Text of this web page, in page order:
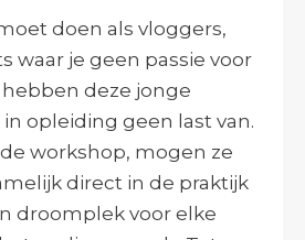
doen als vloggers,
waar je geen passie voor
hebben deze jonge
opleiding geen last van.
workshop, mogen ze
direct in de praktijk
droomplek voor elke